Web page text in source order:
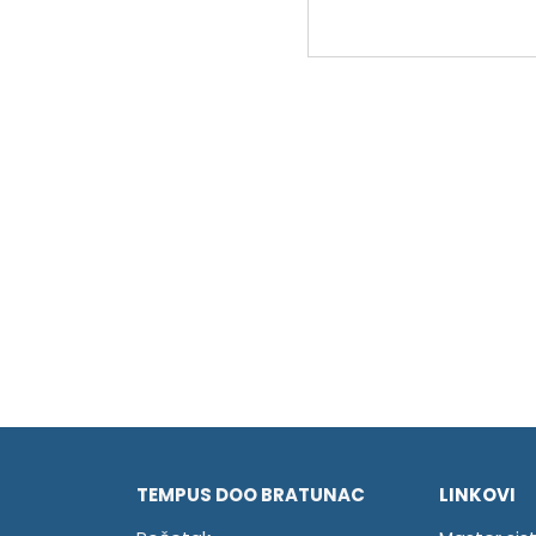
TEMPUS DOO BRATUNAC
LINKOVI